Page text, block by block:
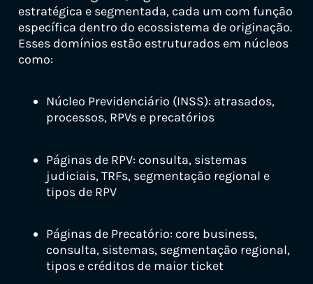
estratégica e segmentada, cada um com função
específica dentro do ecossistema de originação.
Esses domínios estão estruturados em núcleos
como:
Núcleo Previdenciário (INSS): atrasados,
processos, RPVs e precatórios
Páginas de RPV: consulta, sistemas
judiciais, TRFs, segmentação regional e
tipos de RPV
Páginas de Precatório: core business,
consulta, sistemas, segmentação regional,
tipos e créditos de maior ticket